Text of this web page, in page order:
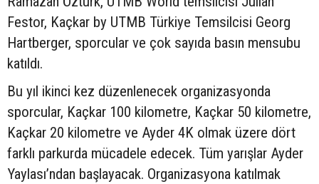
Festor, Kaçkar by UTMB Türkiye Temsilcisi Georg
Hartberger, sporcular ve çok sayıda basın mensubu
katıldı.
Bu yıl ikinci kez düzenlenecek organizasyonda
sporcular, Kaçkar 100 kilometre, Kaçkar 50 kilometre,
Kaçkar 20 kilometre ve Ayder 4K olmak üzere dört
farklı parkurda mücadele edecek. Tüm yarışlar Ayder
Yaylası’ndan başlayacak. Organizasyona katılmak